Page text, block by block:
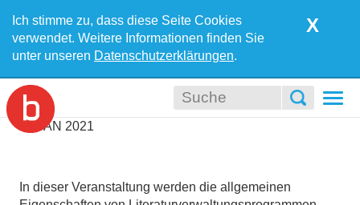
Ich stimme zu, dass diese Seite Cookies
verwendet. Weitere Informationen finden Sie
unter unseren Datenschutzerklärungen.
X
JAN 2021
In dieser Veranstaltung werden die allgemeinen